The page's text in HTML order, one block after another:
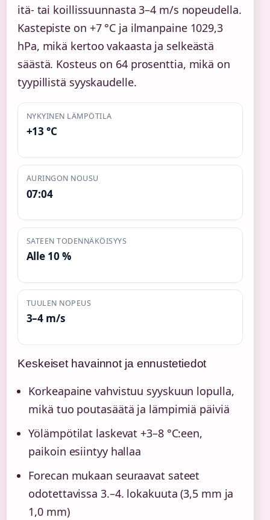
itä- tai koillissuunnasta 3–4 m/s nopeudella.
Kastepiste on +7 °C ja ilmanpaine 1029,3
hPa, mikä kertoo vakaasta ja selkeästä
säästä. Kosteus on 64 prosenttia, mikä on
tyypillistä syyskaudelle.
NYKYINEN LÄMPÖTILA
+13 °C
AURINGON NOUSU
07:04
SATEEN TODENNÄKÖISYYS
Alle 10 %
TUULEN NOPEUS
3–4 m/s
Keskeiset havainnot ja ennustetiedot
Korkeapaine vahvistuu syyskuun lopulla,
mikä tuo poutasäätä ja lämpimiä päiviä
Yölämpötilat laskevat +3–8 °C:een,
paikoin esiintyy hallaa
Forecan mukaan seuraavat sateet
odotettavissa 3.–4. lokakuuta (3,5 mm ja
1,0 mm)